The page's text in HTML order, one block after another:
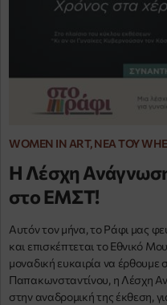
WOMEN IN ART, ΝΈΑ ΤΟΥ
Η Λέσχη
στο ΕΜΣΤ!
Αυτόν τον μήνα, το Ράφι μας
και επισκέπτεται το Εθνικό
μοναδική ευκαιρία να
Παπακωνσταντίνου, η Λέσχη
στην αναδρομική της έκθεση,